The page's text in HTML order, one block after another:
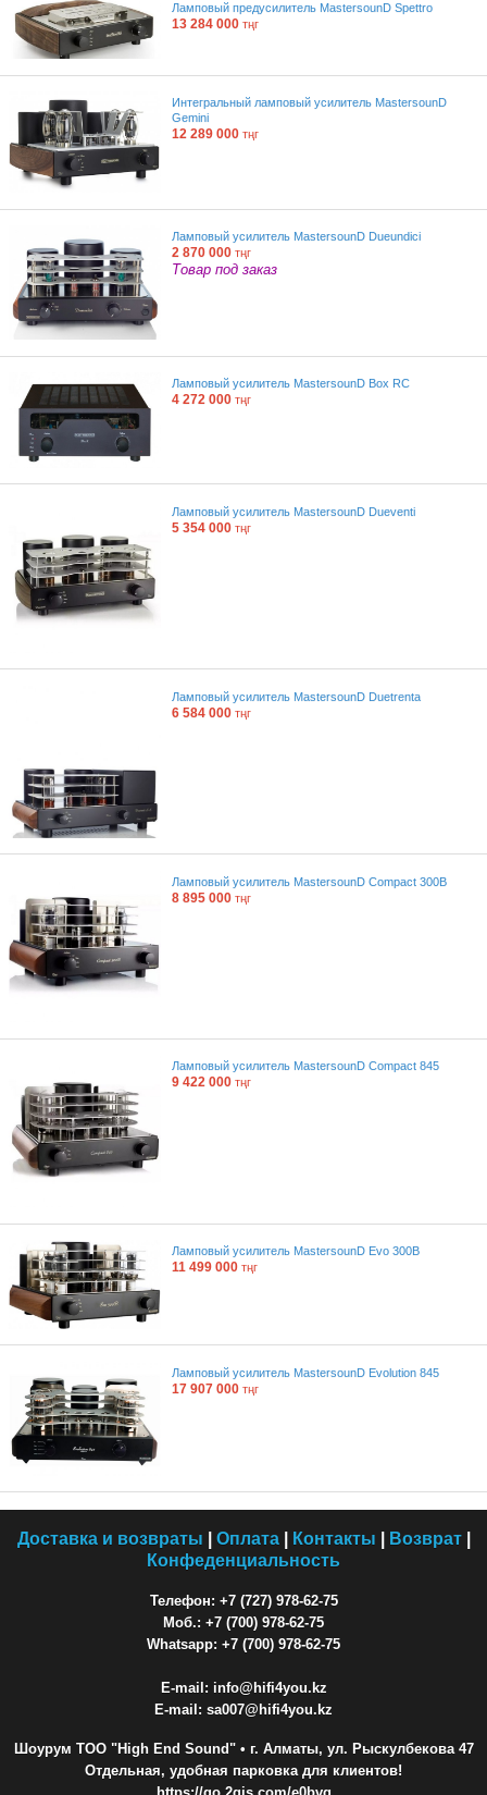
Ламповый предусилитель MastersounD Spettro
13 284 000 тңг
Интегральный ламповый усилитель MastersounD
Gemini
12 289 000 тңг
Ламповый усилитель MastersounD Dueundici
2 870 000 тңг
Товар под заказ
Ламповый усилитель MastersounD Box RC
4 272 000 тңг
Ламповый усилитель MastersounD Dueventi
5 354 000 тңг
Ламповый усилитель MastersounD Duetrenta
6 584 000 тңг
Ламповый усилитель MastersounD Compact 300B
8 895 000 тңг
Ламповый усилитель MastersounD Compact 845
9 422 000 тңг
Ламповый усилитель MastersounD Evo 300B
11 499 000 тңг
Ламповый усилитель MastersounD Evolution 845
17 907 000 тңг
Доставка и возвраты Оплата| Контакты Возврат|
Конфеденциальность
Телефон: +7 (727) 978-62-75
Моб.: +7 (700) 978-62-75
Whatsapp: +7 (700) 978-62-75
E-mail: info@hifi4you.kz
E-mail: sa007@hifi4you.kz
Шоурум ТОО "High End Sound"• г. Алматы, ул. Рыскулбекова 47
Отдельная, удобная парковка для клиентов!